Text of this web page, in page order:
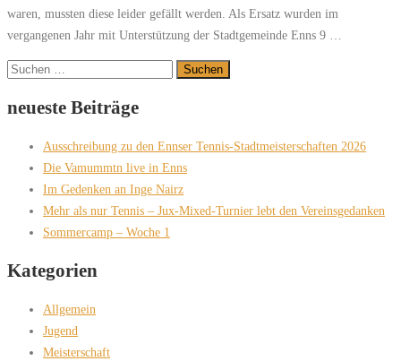
waren, mussten diese leider gefällt werden. Als Ersatz wurden im
vergangenen Jahr mit Unterstützung der Stadtgemeinde Enns 9 …
Suchen
neueste Beiträge
Ausschreibung zu den Ennser Tennis-Stadtmeisterschaften 2026
Die Vamummtn live in Enns
Im Gedenken an Inge Nairz
Mehr als nur Tennis – Jux-Mixed-Turnier lebt den Vereinsgedanken
Sommercamp – Woche 1
Kategorien
Allgemein
Jugend
Meisterschaft